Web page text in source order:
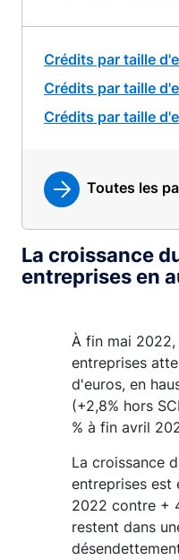
Crédits par taille
Crédits par taille
Crédits par taille
Toutes les
La croissance
entreprises en
À fin mai
entreprises
d'euros, en
(+2,8% hors
% à fin avril
La croissance
entreprises est
2022 contre +
restent dans